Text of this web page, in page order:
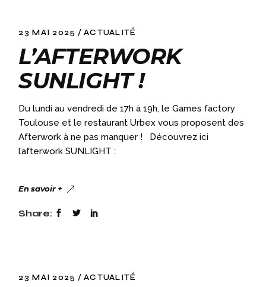
23 MAI 2025 ACTUALITÉ
L’AFTERWORK
SUNLIGHT !
Du lundi au vendredi de 17h à 19h, le Games factory
Toulouse et le restaurant Urbex vous proposent des
Afterwork à ne pas manquer ! Découvrez ici
l’afterwork SUNLIGHT :
En savoir +
Share:
23 MAI 2025 ACTUALITÉ